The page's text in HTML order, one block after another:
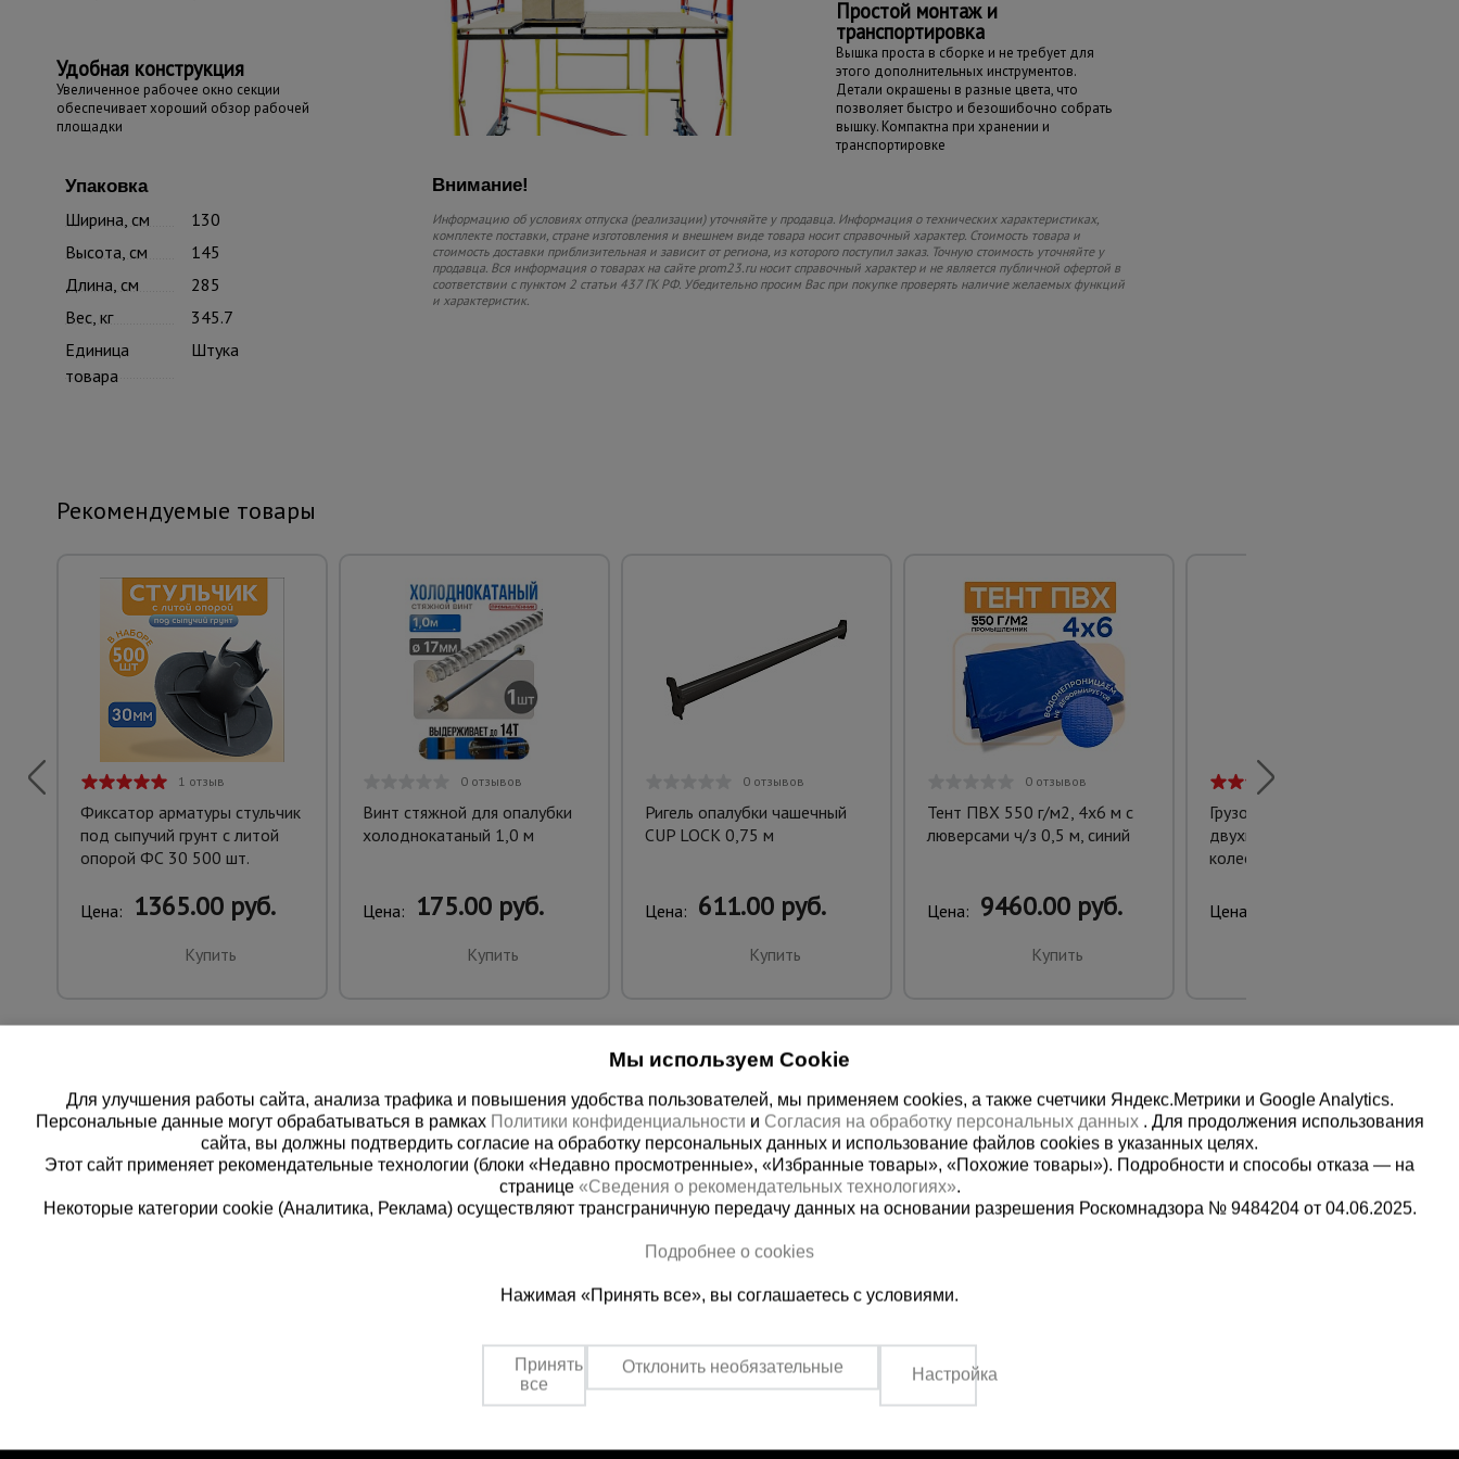
Удобная конструкция
Увеличенное рабочее окно секции
обеспечивает хороший обзор рабочей
площадки
Простой монтаж и
транспортировка
Вышка проста в сборке и не требует для
этого дополнительных инструментов.
Детали окрашены в разные цвета, что
позволяет быстро и безошибочно собрать
вышку. Компактна при хранении и
транспортировке
Упаковка
Ширина, см
130
Высота, см
145
Длина, см
285
Вес, кг
345.7
Единица
товара
Штука
Внимание!
Информацию об условиях отпуска (реализации) уточняйте у продавца. Информация о технических характеристиках,
комплекте поставки, стране изготовления и внешнем виде товара носит справочный характер. Стоимость товара и
стоимость доставки приблизительная и зависит от региона, из которого поступил заказ. Точную стоимость уточняйте у
продавца. Вся информация о товарах на сайте prom23.ru носит справочный характер и не является публичной офертой в
соответствии с пунктом 2 статьи 437 ГК РФ. Убедительно просим Вас при покупке проверять наличие желаемых функций
и характеристик.
Рекомендуемые товары
1 отзыв
Фиксатор арматуры стульчик
под сыпучий грунт с литой
опорой ФС 30 500 шт.
Цена: 1365.00 руб.
Купить
0 отзывов
Винт стяжной для опалубки
холоднокатаный 1,0 м
Цена: 175.00 руб.
Купить
0 отзывов
Ригель опалубки чашечный
CUP LOCK 0,75 м
Цена: 611.00 руб.
Купить
0 отзывов
Тент ПВХ 550 г/м2, 4х6 м с
люверсами ч/з 0,5 м, синий
Цена: 9460.00 руб.
Купить
Грузовая тележка
двухколесная ДК-100 (литые
колеса)
Цена:
8 (800) 200-25-90
Заказать звонок
+7 (938) 992-1-992
Заказать звонок
Вс: выходной
Мы в социальных сетях:
Мы используем Cookie
Для улучшения работы сайта, анализа трафика и повышения удобства пользователей, мы применяем cookies, а также счетчики Яндекс.Метрики и Google Analytics.
Персональные данные могут обрабатываться в рамках Политики конфиденциальности и Согласия на обработку персональных данных . Для продолжения использования
сайта, вы должны подтвердить согласие на обработку персональных данных и использование файлов cookies в указанных целях.
Этот сайт применяет рекомендательные технологии (блоки «Недавно просмотренные», «Избранные товары», «Похожие товары»). Подробности и способы отказа — на
странице «Сведения о рекомендательных технологиях».
Некоторые категории cookie (Аналитика, Реклама) осуществляют трансграничную передачу данных на основании разрешения Роскомнадзора № 9484204 от 04.06.2025.
Подробнее о cookies
Нажимая «Принять все», вы соглашаетесь с условиями.
Принять
все
Отклонить необязательные Настройка